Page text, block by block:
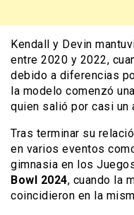
Kendall y Devin
entre 2020 y 2022,
debido a diferencias
la modelo comenzó
quien salió por casi un
Tras terminar su
en varios eventos
gimnasia en los
Bowl 2024, cuando la
coincidieron en la